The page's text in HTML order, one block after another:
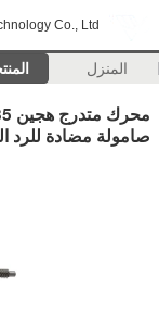
Co., Ltd.
المنزل
صامولة مضادة للرد